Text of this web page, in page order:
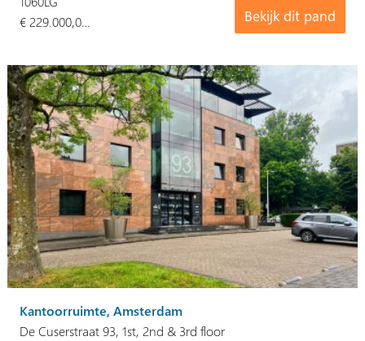
Bekijk dit pand
€ 229.000,0…
Kantoorruimte, Amsterdam
De Cuserstraat 93, 1st, 2nd & 3rd floor